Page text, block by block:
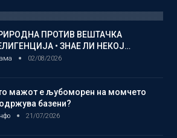
ПРОТИВ ВЕШТАЧКА
• ЗНАЕ ЛИ НЕКОЈ…
02/08/2026
мажот е љубоморен на момчето
базени?
21/07/2026